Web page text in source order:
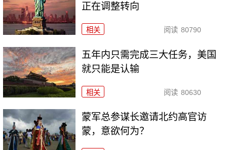
正在调整转向
相关 阅读 80790
五年内只需完成三大任务，美国
就只能是认输
相关 阅读 80630
​蒙军总参谋长邀请北约高官访
蒙，意欲何为？